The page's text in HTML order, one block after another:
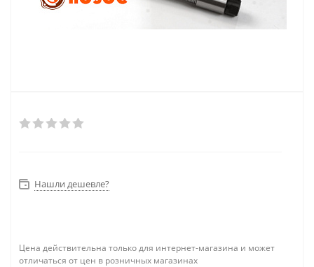
Нашли дешевле?
Цена действительна только для интернет-магазина и может
отличаться от цен в розничных магазинах